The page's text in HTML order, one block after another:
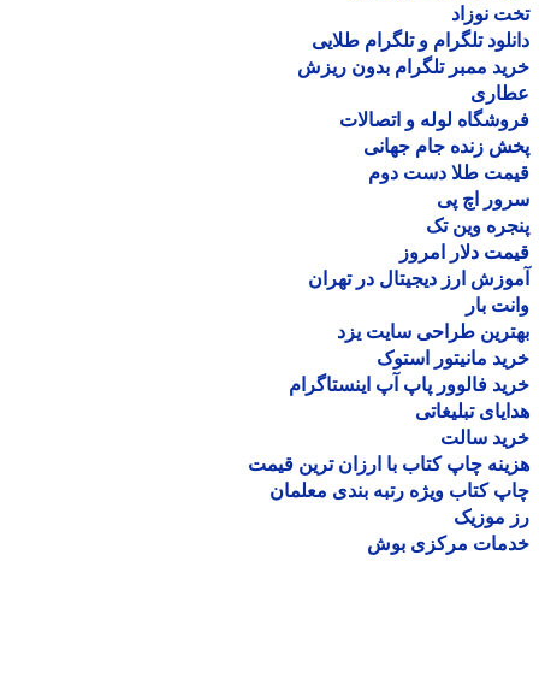
نوزاد
تلگرام و تلگرام طلایی
ممبر تلگرام بدون ریزش
لوله و اتصالات
زنده جام جهانی
طلا دست دوم
اچ پی
وین تک
دلار امروز
ارز دیجیتال در تهران
بار
طراحی سایت یزد
مانیتور استوک
فالوور پاپ آپ اینستاگرام
تبلیغاتی
سالت
چاپ کتاب با ارزان ترین قیمت
کتاب ویژه رتبه بندی معلمان
موزیک
مرکزی بوش